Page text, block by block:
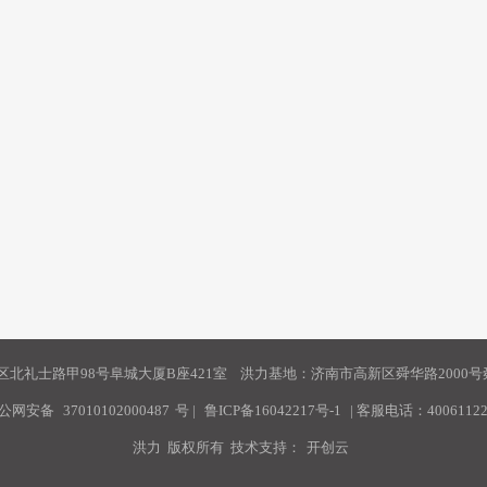
北礼士路甲98号阜城大厦B座421室 洪力基地：济南市高新区舜华路2000号
网安备 37010102000487 号 | 鲁ICP备16042217号-1 | 客服电话：
洪力 版权所有 技术支持： 开创云